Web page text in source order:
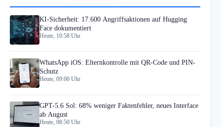
KI-Sicherheit: 17.600 Angriffsaktionen auf Hugging
Face dokumentiert
Heute, 10:58 Uhr
WhatsApp iOS: Elternkontrolle mit QR-Code und PIN-
Schutz
Heute, 09:00 Uhr
GPT-5.6 Sol: 68% weniger Faktenfehler, neues Interface
ab August
Heute, 08:50 Uhr